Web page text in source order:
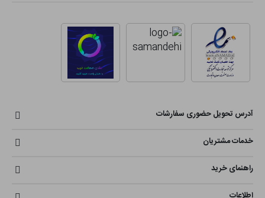
آدرس تحویل حضوری سفارشات
خدمات مشتریان
راهنمای خرید
اطلاعات